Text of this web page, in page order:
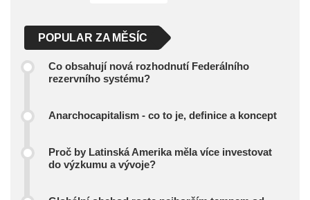
POPULAR ZA MĚSÍC
Co obsahují nová rozhodnutí Federálního
rezervního systému?
Anarchocapitalism - co to je, definice a koncept
Proč by Latinská Amerika měla více investovat
do výzkumu a vývoje?